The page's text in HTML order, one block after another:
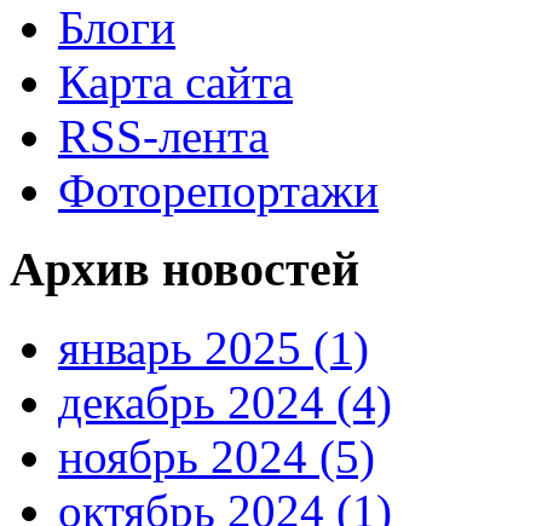
Блоги
Карта сайта
RSS-лента
Фоторепортажи
Архив новостей
январь 2025 (1)
декабрь 2024 (4)
ноябрь 2024 (5)
октябрь 2024 (1)